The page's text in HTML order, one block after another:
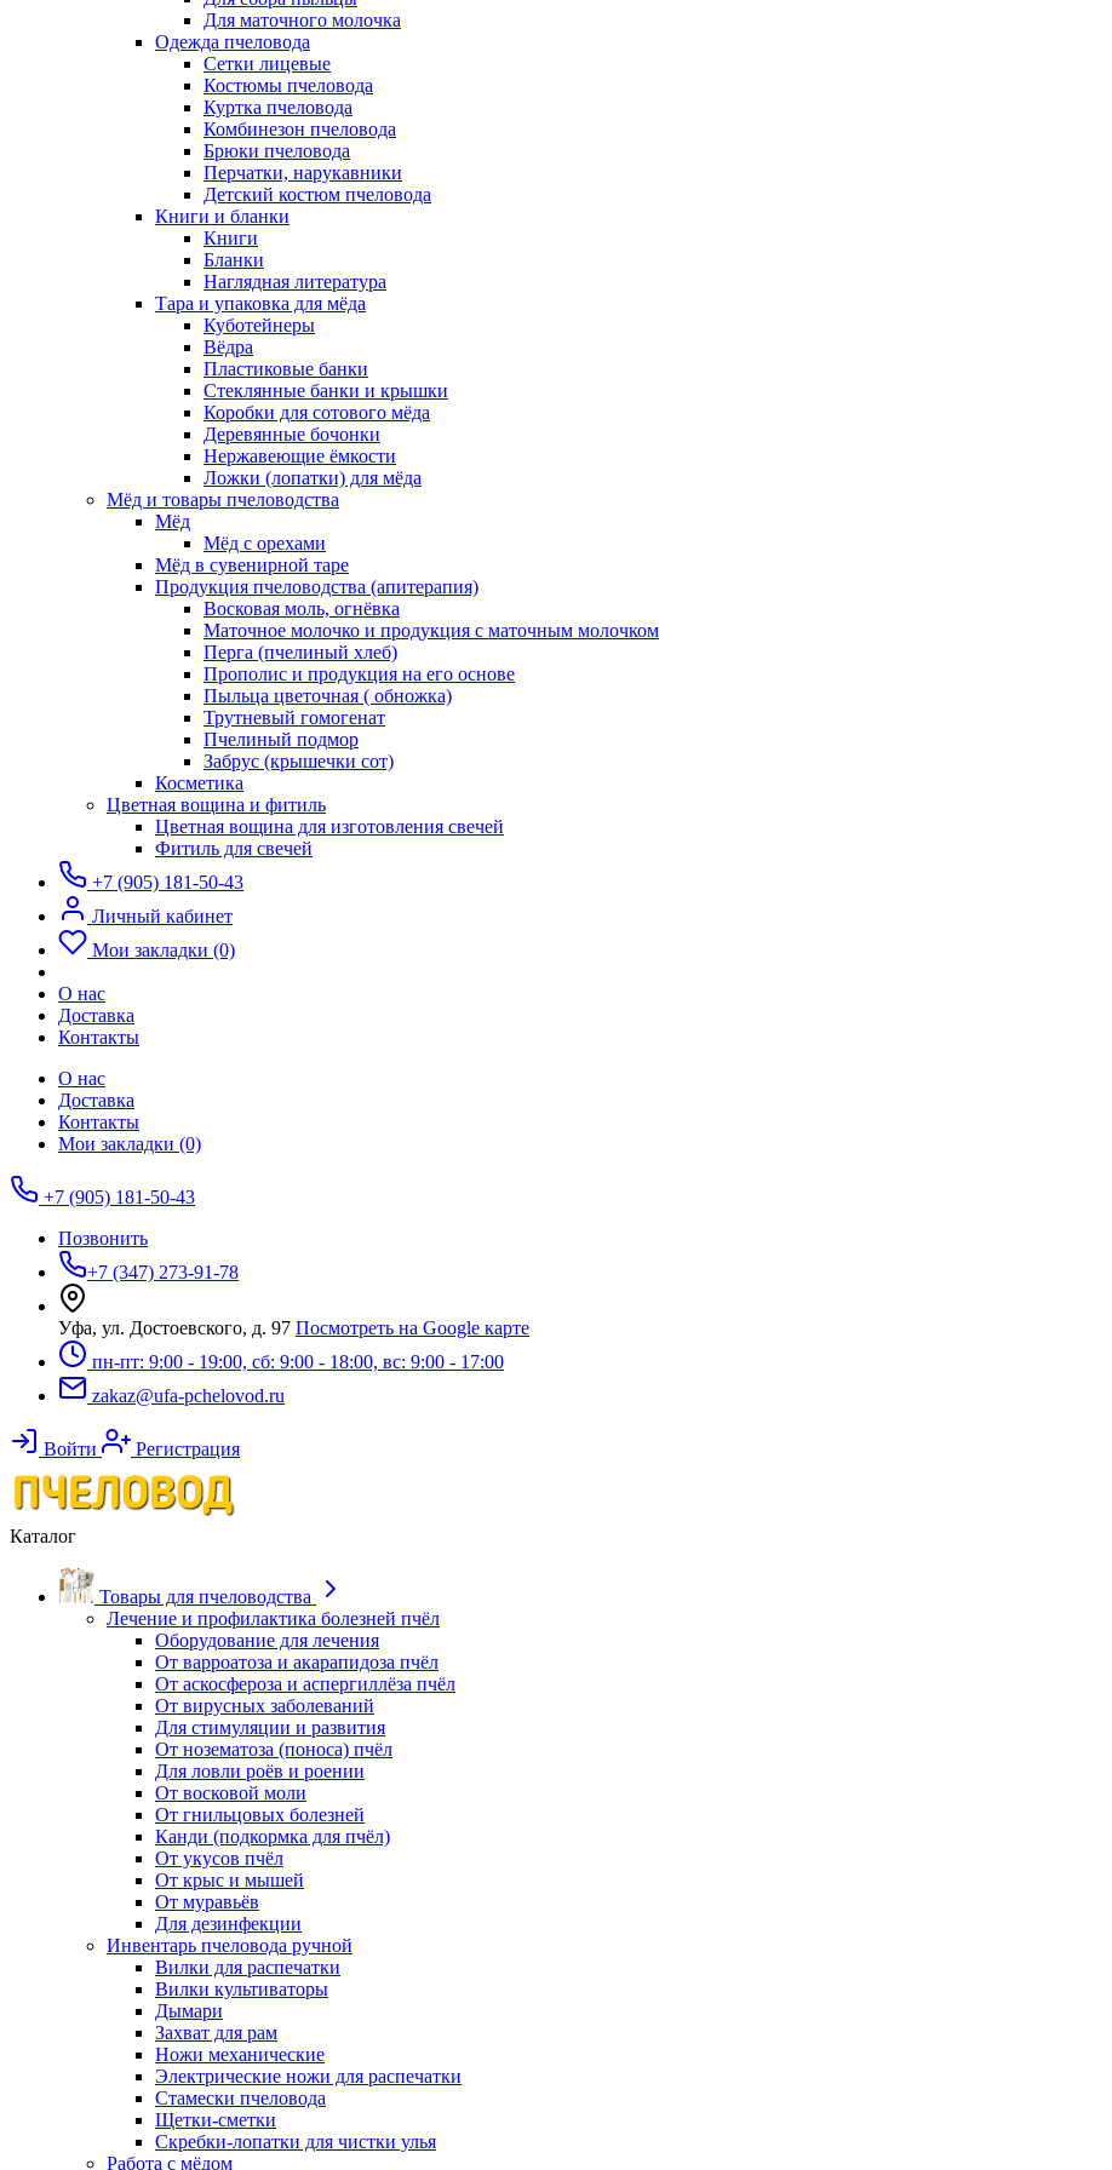
Для маточного молочка
Одежда пчеловода
Сетки лицевые
Костюмы пчеловода
Куртка пчеловода
Комбинезон пчеловода
Брюки пчеловода
Перчатки, нарукавники
Детский костюм пчеловода
Книги и бланки
Книги
Бланки
Наглядная литература
Тара и упаковка для мёда
Куботейнеры
Вёдра
Пластиковые банки
Стеклянные банки и крышки
Коробки для сотового мёда
Деревянные бочонки
Нержавеющие ёмкости
Ложки (лопатки) для мёда
Мёд и товары пчеловодства
Мёд
Мёд с орехами
Мёд в сувенирной таре
Продукция пчеловодства (апитерапия)
Восковая моль, огнёвка
Маточное молочко и продукция с маточным молочком
Перга (пчелиный хлеб)
Прополис и продукция на его основе
Пыльца цветочная ( обножка)
Трутневый гомогенат
Пчелиный подмор
Забрус (крышечки сот)
Косметика
Цветная вощина и фитиль
Цветная вощина для изготовления свечей
Фитиль для свечей
+7 (905) 181-50-43
Личный кабинет
Мои закладки (0)
О нас
Доставка
Контакты
О нас
Доставка
Контакты
Мои закладки (0)
+7 (905) 181-50-43
Позвонить
+7 (347) 273-91-78
Уфа, ул. Достоевского, д. 97 Посмотреть на Google карте
пн-пт: 9:00 - 19:00, сб: 9:00 - 18:00, вс: 9:00 - 17:00
zakaz@ufa-pchelovod.ru
Войти Регистрация
Каталог
Товары для пчеловодства
Лечение и профилактика болезней пчёл
Оборудование для лечения
От варроатоза и акарапидоза пчёл
От аскосфероза и аспергиллёза пчёл
От вирусных заболеваний
Для стимуляции и развития
От нозематоза (поноса) пчёл
Для ловли роёв и роении
От восковой моли
От гнильцовых болезней
Канди (подкормка для пчёл)
От укусов пчёл
От крыс и мышей
От муравьёв
Для дезинфекции
Инвентарь пчеловода ручной
Вилки для распечатки
Вилки культиваторы
Дымари
Захват для рам
Ножи механические
Электрические ножи для распечатки
Стамески пчеловода
Щетки-сметки
Скребки-лопатки для чистки улья
Работа с мёдом